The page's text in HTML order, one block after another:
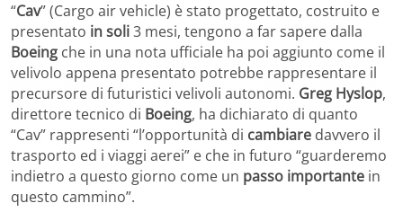
“Cav” (Cargo air vehicle) è stato progettato, costruito e
presentato in soli3 mesi, tengono a far sapere dalla
Boeing che in una nota ufficiale ha poi aggiunto come il
velivolo appena presentato potrebbe rappresentare il
precursore di futuristici velivoli autonomi. Greg Hyslop,
direttore tecnico di Boeing, ha dichiarato di quanto
“Cav” rappresenti “l’opportunità di cambiare davvero il
trasporto ed i viaggi aerei” e che in futuro “guarderemo
indietro a questo giorno come un passo importante in
questo cammino”.